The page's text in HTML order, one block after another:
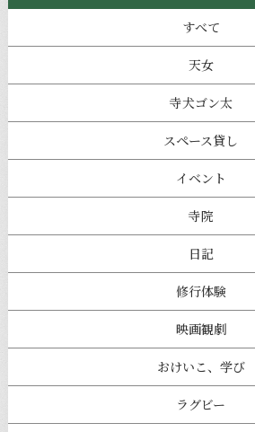
すべて
天女
寺犬ゴン太
スペース貸し
イベント
寺院
日記
修行体験
映画観劇
おけいこ、学び
ラグビー